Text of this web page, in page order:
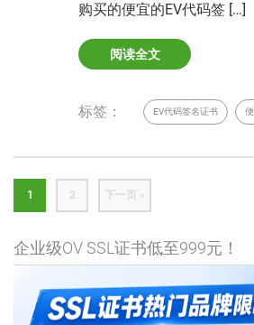
购买的便宜的EV代码签 […]
阅读全文
标签： EV代码签名证书
1 2 下一页 »
企业级OV SSL证书低至999元！